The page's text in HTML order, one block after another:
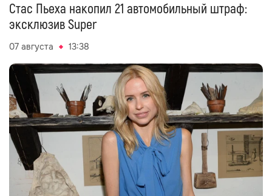
Стас Пьеха накопил 21 автомобильный штраф:
эксклюзив Super
07 августа 13:38